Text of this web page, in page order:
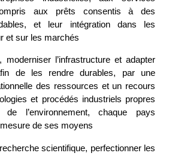
aux prêts consentis à des
et leur intégration dans les
et sur les marchés
moderniser l’infrastructure et adapter
de les rendre durables, par une
des ressources et un recours
et procédés industriels propres
de l’environnement, chaque pays
de ses moyens
scientifique, perfectionner les